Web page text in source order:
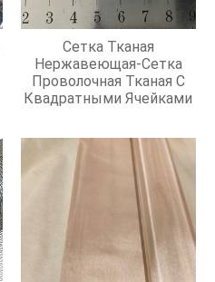
Сетка Тканая
Нержавеющая-Сетка
Проволочная Тканая С
Квадратными Ячейками